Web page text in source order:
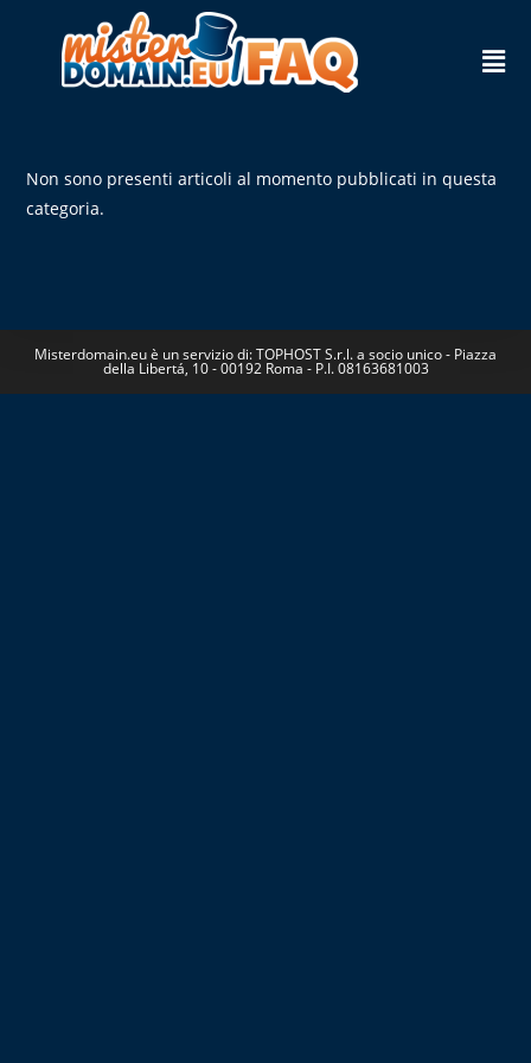
Non sono presenti articoli al momento pubblicati in questa
categoria.
Misterdomain.eu è un servizio di: TOPHOST S.r.l. a socio unico - Piazza
della Libertá, 10 - 00192 Roma - P.I. 08163681003